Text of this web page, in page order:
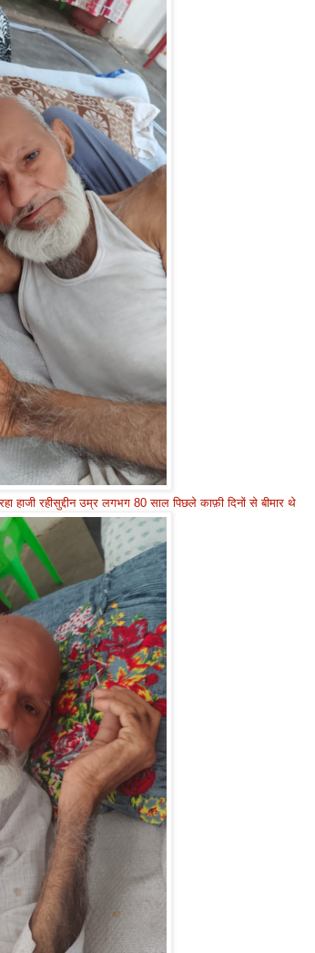
हाजी रहीसुद्दीन उम्र लगभग 80 साल पिछले काफ़ी दिनों से बीमार थे